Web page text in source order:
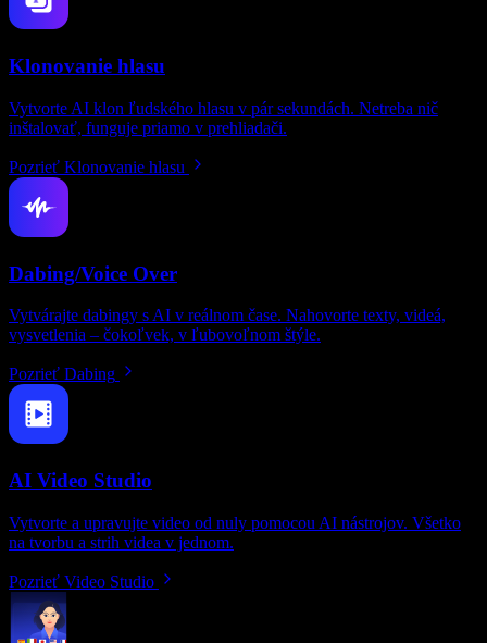
Klonovanie hlasu
Vytvorte AI klon ľudského hlasu v pár sekundách. Netreba nič
inštalovať, funguje priamo v prehliadači.
Pozrieť Klonovanie hlasu
Dabing/Voice Over
Vytvárajte dabingy s AI v reálnom čase. Nahovorte texty, videá,
vysvetlenia – čokoľvek, v ľubovoľnom štýle.
Pozrieť Dabing
AI Video Studio
Vytvorte a upravujte video od nuly pomocou AI nástrojov. Všetko
na tvorbu a strih videa v jednom.
Pozrieť Video Studio